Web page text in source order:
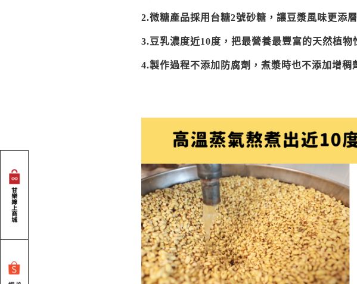
2.微糖產品採用台糖2號砂糖，讓豆漿風味更添層
3.豆乳濃度近10度，把最營養最豐富的天然植物
4.製作過程不添加防腐劑，煮漿時也不添加增稠